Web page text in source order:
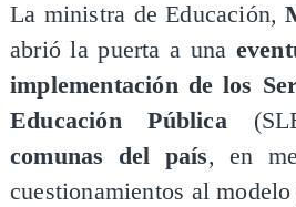
La ministra de Educación,
abrió la puerta a una
implementación de los
Educación Pública
comunas del país, en
cuestionamientos al